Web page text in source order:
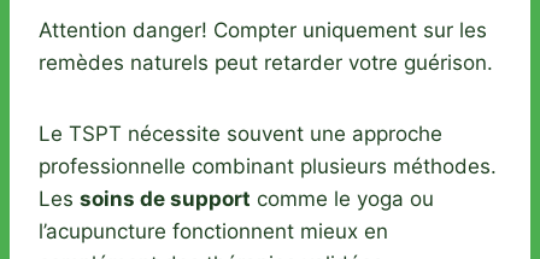
Attention danger! Compter uniquement sur les
remèdes naturels peut retarder votre guérison.
Le TSPT nécessite souvent une approche
professionnelle combinant plusieurs méthodes.
Les soins de support comme le yoga ou
l’acupuncture fonctionnent mieux en